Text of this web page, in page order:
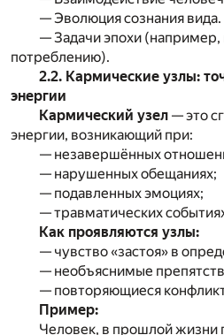
— Эволюция сознания вида.
— Задачи эпохи (например,
потреблению).
2.2. Кармические узлы:
энергии
Кармический узел — это
энергии, возникающий при:
— незавершённых
— нарушенных обещаниях;
— подавленных эмоциях;
— травматических
Как проявляются узлы:
— чувство «застоя» в
— необъяснимые
— повторяющиеся
Пример:
Человек, в прошлой жизни